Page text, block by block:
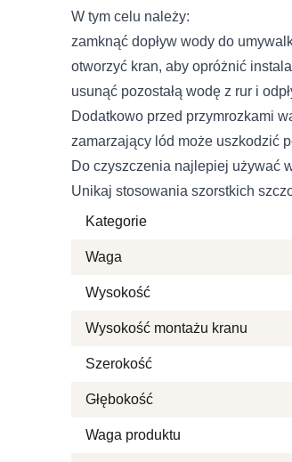
W tym celu należy:
zamknąć dopływ wody do
otworzyć kran, aby opróżnić
usunąć pozostałą wodę z rur i
Dodatkowo przed przymrozkami
zamarzający lód może uszkodzić
Do czyszczenia najlepiej używać
Unikaj stosowania szorstkich
Kategorie
Waga
Wysokość
Wysokość montażu kranu
Szerokość
Głębokość
Waga produktu
Treść
Wyrażam
ochronie
na
reklam,